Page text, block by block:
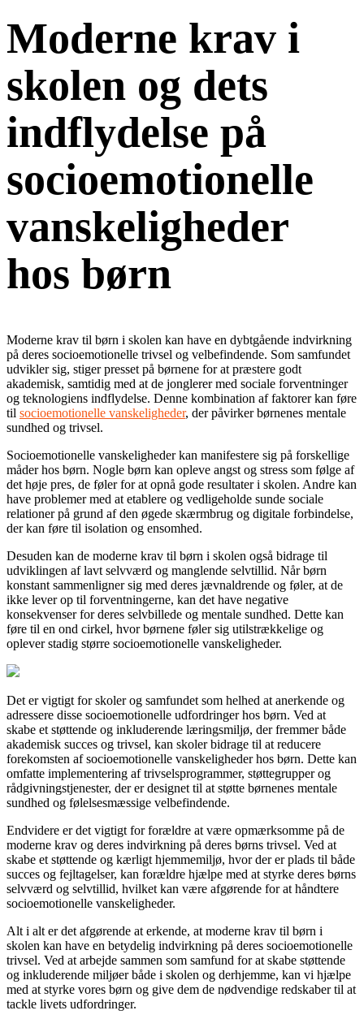
Moderne krav i
skolen og dets
indflydelse på
socioemotionelle
vanskeligheder
hos børn
Moderne krav til børn i skolen kan have en dybtgående indvirkning
på deres socioemotionelle trivsel og velbefindende. Som samfundet
udvikler sig, stiger presset på børnene for at præstere godt
akademisk, samtidig med at de jonglerer med sociale forventninger
og teknologiens indflydelse. Denne kombination af faktorer kan føre
til socioemotionelle vanskeligheder, der påvirker børnenes mentale
sundhed og trivsel.
Socioemotionelle vanskeligheder kan manifestere sig på forskellige
måder hos børn. Nogle børn kan opleve angst og stress som følge af
det høje pres, de føler for at opnå gode resultater i skolen. Andre kan
have problemer med at etablere og vedligeholde sunde sociale
relationer på grund af den øgede skærmbrug og digitale forbindelse,
der kan føre til isolation og ensomhed.
Desuden kan de moderne krav til børn i skolen også bidrage til
udviklingen af ​​lavt selvværd og manglende selvtillid. Når børn
konstant sammenligner sig med deres jævnaldrende og føler, at de
ikke lever op til forventningerne, kan det have negative
konsekvenser for deres selvbillede og mentale sundhed. Dette kan
føre til en ond cirkel, hvor børnene føler sig utilstrækkelige og
oplever stadig større socioemotionelle vanskeligheder.
Det er vigtigt for skoler og samfundet som helhed at anerkende og
adressere disse socioemotionelle udfordringer hos børn. Ved at
skabe et støttende og inkluderende læringsmiljø, der fremmer både
akademisk succes og trivsel, kan skoler bidrage til at reducere
forekomsten af socioemotionelle vanskeligheder hos børn. Dette kan
omfatte implementering af trivselsprogrammer, støttegrupper og
rådgivningstjenester, der er designet til at støtte børnenes mentale
sundhed og følelsesmæssige velbefindende.
Endvidere er det vigtigt for forældre at være opmærksomme på de
moderne krav og deres indvirkning på deres børns trivsel. Ved at
skabe et støttende og kærligt hjemmemiljø, hvor der er plads til både
succes og fejltagelser, kan forældre hjælpe med at styrke deres børns
selvværd og selvtillid, hvilket kan være afgørende for at håndtere
socioemotionelle vanskeligheder.
Alt i alt er det afgørende at erkende, at moderne krav til børn i
skolen kan have en betydelig indvirkning på deres socioemotionelle
trivsel. Ved at arbejde sammen som samfund for at skabe støttende
og inkluderende miljøer både i skolen og derhjemme, kan vi hjælpe
med at styrke vores børn og give dem de nødvendige redskaber til at
tackle livets udfordringer.